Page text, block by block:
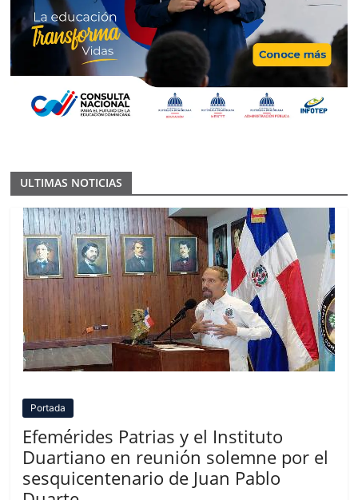
ULTIMAS NOTICIAS
Portada
Efemérides Patrias y el Instituto
Duartiano en reunión solemne por el
sesquicentenario de Juan Pablo